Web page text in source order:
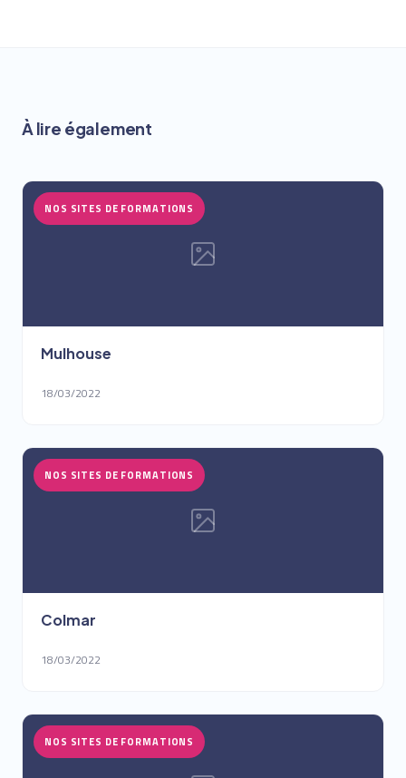
À lire également
NOS SITES DE FORMATIONS
Mulhouse
18/03/2022
NOS SITES DE FORMATIONS
Colmar
18/03/2022
NOS SITES DE FORMATIONS